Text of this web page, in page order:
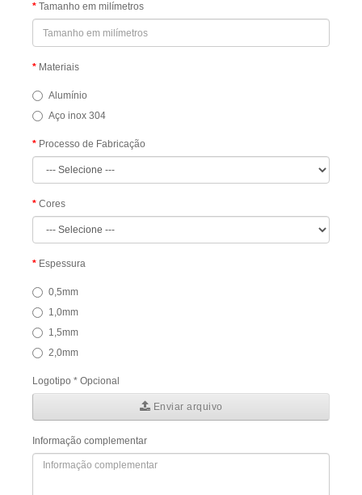
Tamanho em milímetros
Materiais
Alumínio
Aço inox 304
Processo de Fabricação
Cores
Espessura
0,5mm
1,0mm
1,5mm
2,0mm
Logotipo * Opcional
Enviar arquivo
Informação complementar